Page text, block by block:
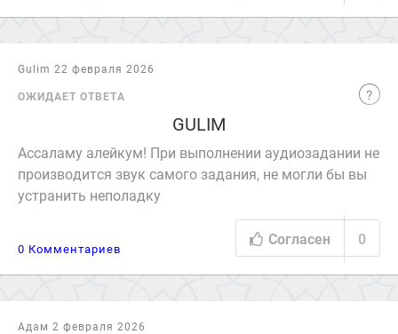
Gulim 22 февраля 2026
ОЖИДАЕТ ОТВЕТА
GULIM
Ассаламу алейкум! При выполнении аудиозадании не
производится звук самого задания, не могли бы вы
устранить неполадку
0 Комментариев
Согласен 0
Адам 2 февраля 2026